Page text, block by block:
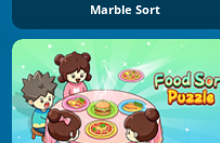
Marble Sort